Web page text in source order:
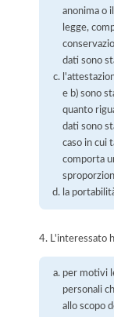
anonima o
legge,
dati sono
e b) sono
quanto
dati sono
caso in cui
comporta
la
4. L'interessato
per motivi
personali
allo scopo